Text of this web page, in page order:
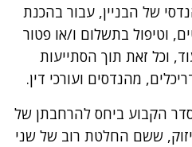
של הבניין, עבור בהכנת
וטיפול בתשלום ו/או פטור
וכל זאת תוך הסתייעות
מהנדסים ועורכי דין.
הקבוע ביחס להרחבתן של
ששם החלטת רוב של שני